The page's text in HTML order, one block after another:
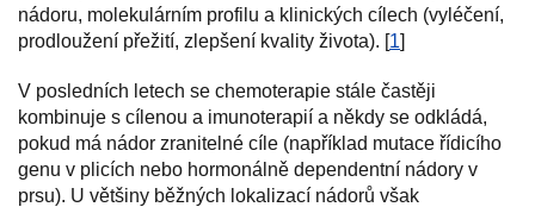
nádoru, molekulárním profilu a klinických cílech (vyléčení,
prodloužení přežití, zlepšení kvality života). [1]
V posledních letech se chemoterapie stále častěji
kombinuje s cílenou a imunoterapií a někdy se odkládá,
pokud má nádor zranitelné cíle (například mutace řídicího
genu v plicích nebo hormonálně dependentní nádory v
prsu). U většiny běžných lokalizací nádorů však